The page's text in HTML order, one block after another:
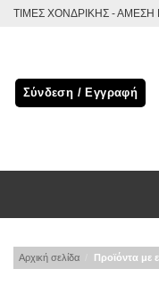
Μετάβαση
ΤΙΜΕΣ ΧΟΝΔΡΙΚΗΣ -
Σύνδεση / Εγγραφή
Αρχική σελίδα Προϊόντα με